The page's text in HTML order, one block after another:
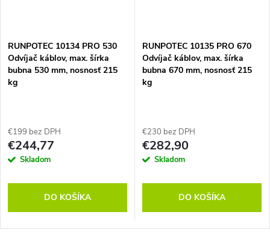
RUNPOTEC 10134 PRO 530
Odvíjač káblov, max. šírka
bubna 530 mm, nosnosť 215
kg
€199 bez DPH
€244,77
Skladom
DO KOŠÍKA
RUNPOTEC 10135 PRO 670
Odvíjač káblov, max. šírka
bubna 670 mm, nosnosť 215
kg
€230 bez DPH
€282,90
Skladom
DO KOŠÍKA